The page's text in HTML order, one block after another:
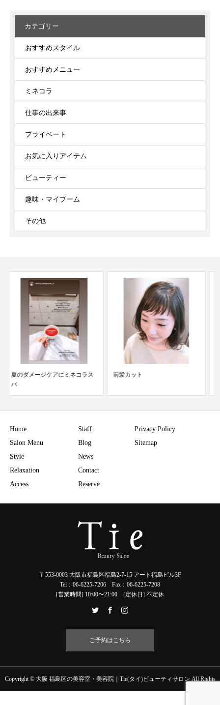
カテゴリー
おすすめスタイル
おすすめメニュー
ミネコラ
仕事の出来事
プライベート
お気に入りアイテム
ビューティー
趣味・マイブーム
その他
前髪カット 大阪で髪質改善なら
Home
Salon Menu
Style
Relaxation
Access
Staff
Blog
News
Contact
Reserve
Privacy Policy
Sitemap
〒553-0003 大阪市福島区福島2-7-15 アート福島ビル3F
Tel：06-6225-7206 Fax：06-6225-7208
[営業時間] 10:00〜21:00 [定休日] 不定休
ご予約はこちら
Copyright © 大阪 福島区の美容室・美容院｜Tie(タイ)ビューティサロン All Rights